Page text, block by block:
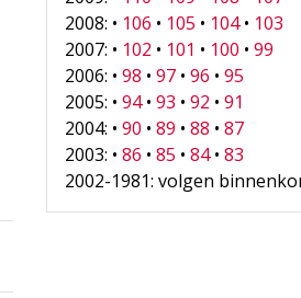
2008: • 106 • 105 • 104• 103
2007: • 102 • 101 • 100 •99
2006: •98 •97 •96 •95
2005: •94•93 •92 •91
2004: •90 •89 •88 •87
2003: •86 •85 •84•83
2002-1981: volgen